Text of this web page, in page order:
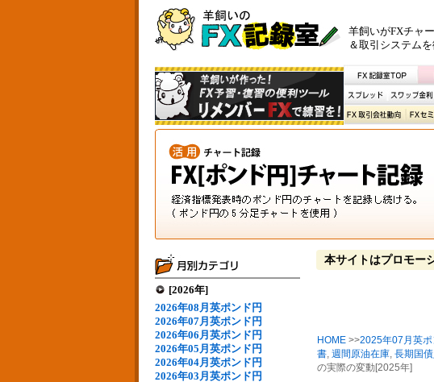
羊飼いがFXチャ
＆取引システム
[2026年]
2026年08月英ポンド円
2026年07月英ポンド円
2026年06月英ポンド円
2026年05月英ポンド円
2026年04月英ポンド円
2026年03月英ポンド円
本サイトはプロモー
HOME >>2025年07月英ポ
書, 週間原油在庫, 長期国
の実際の変動[2025年]